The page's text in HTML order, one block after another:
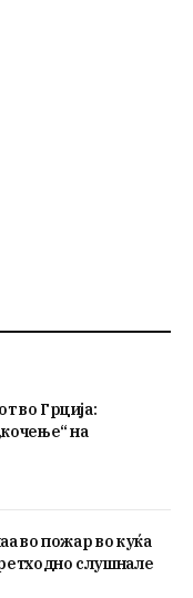
во Грција:
на
во пожар во куќа
слушнале